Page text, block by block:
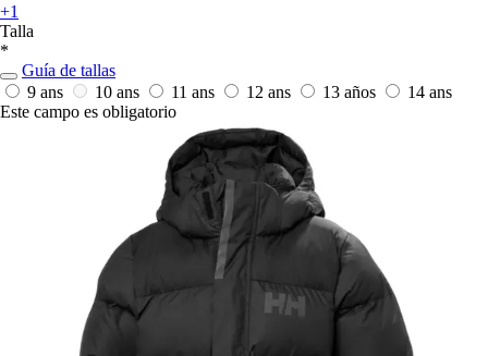
+1
Talla
*
Guía de tallas
9 ans
10 ans 11 ans 12 ans 13 años
14 ans
Este campo es obligatorio